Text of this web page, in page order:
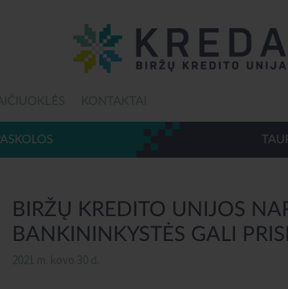
BIRŽŲ KREDITO UNIJOS
BANKININKYSTĖS GALI